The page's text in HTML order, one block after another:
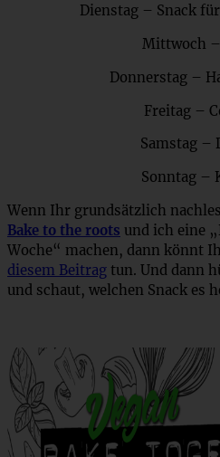
Dienstag – Snack
Mittwoch –
Donnerstag –
Freitag –
Samstag –
Sonntag –
Wenn Ihr grundsätzlich
Bake to the roots und ich eine
Woche“ machen, dann könnt
diesem Beitrag tun. Und dann
und schaut, welchen Snack es